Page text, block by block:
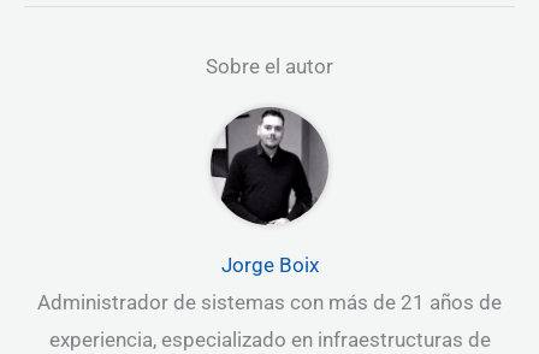
Sobre el autor
Jorge Boix
Administrador de sistemas con más de 21 años de
experiencia, especializado en infraestructuras de